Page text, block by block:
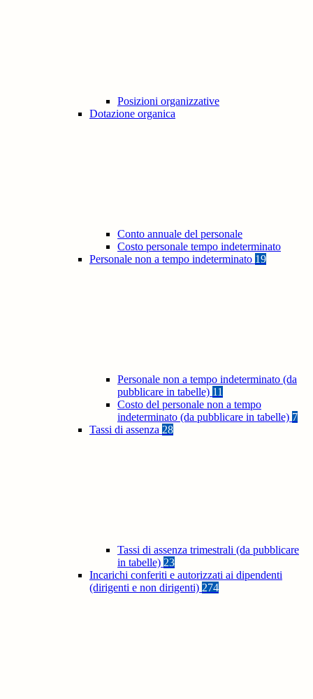
Posizioni organizzative
Dotazione organica
Conto annuale del personale
Costo personale tempo indeterminato
Personale non a tempo indeterminato 19
Personale non a tempo indeterminato (da
pubblicare in tabelle) 11
Costo del personale non a tempo
indeterminato (da pubblicare in tabelle) 7
Tassi di assenza 28
Tassi di assenza trimestrali (da pubblicare
in tabelle) 23
Incarichi conferiti e autorizzati ai dipendenti
(dirigenti e non dirigenti) 274